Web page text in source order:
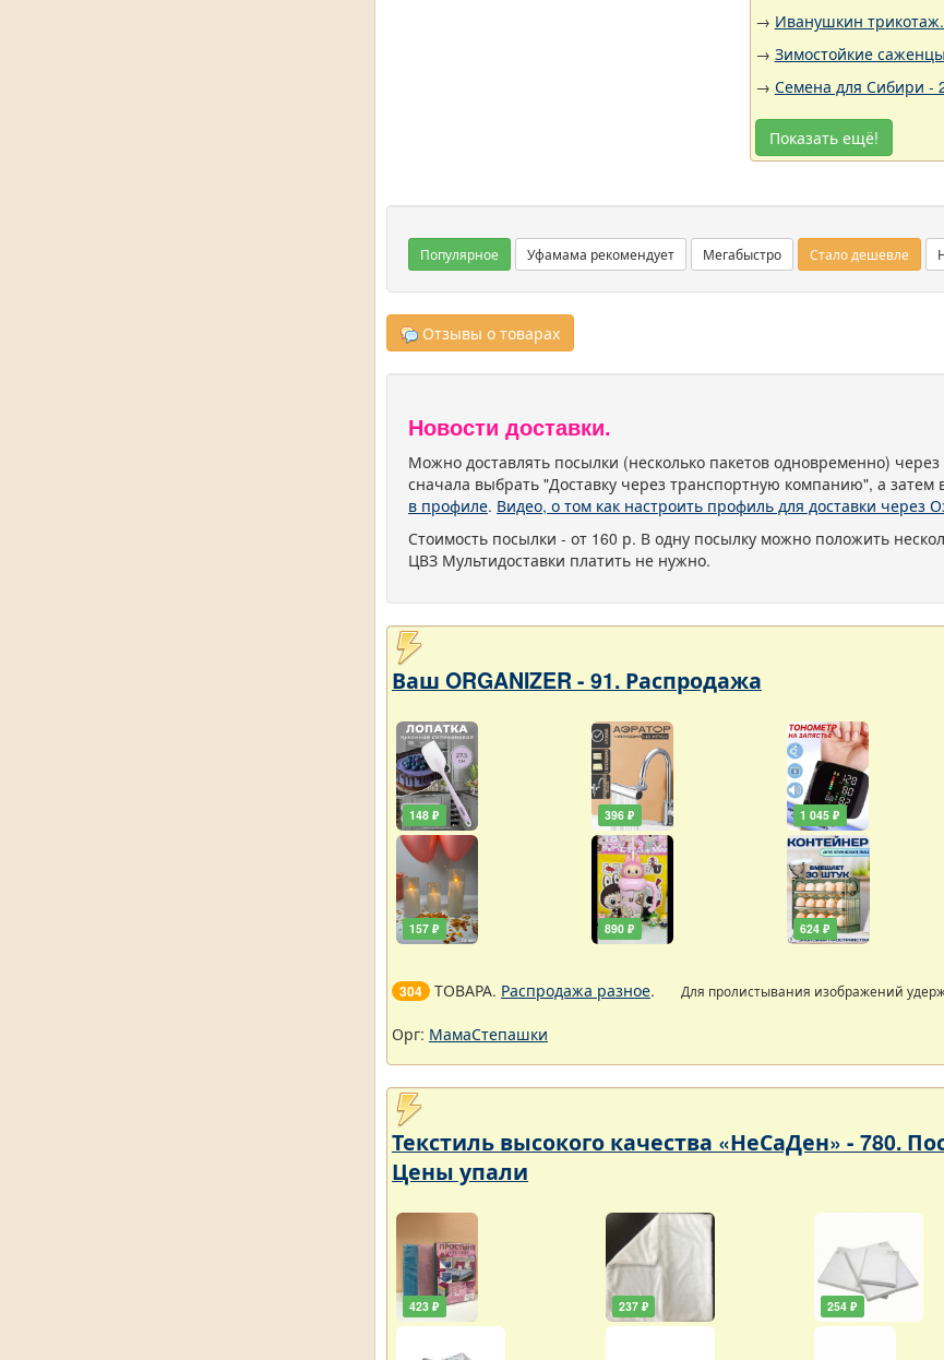
→ Иванушкин
→ Зимостойкие
→ Семена для Сибири -
Показать ещё!
Популярное Уфамама рекомендует Мегабыстро Стало дешевле
Отзывы о товарах
Новости доставки.
Можно доставлять посылки (несколько пакетов одновременно)
сначала выбрать "Доставку через транспортную компанию", а
в профиле. Видео, о том как настроить профиль для доставки через
Стоимость посылки - от 160 р. В одну посылку можно положить
ЦВЗ Мультидоставки платить не нужно.
Ваш ORGANIZER - 91. Распродажа
148 ₽
157 ₽
396 ₽
890 ₽
1 045 ₽
624 ₽
304 ТОВАРА. Распродажа разное. Для пролистывания изображений
Орг: МамаСтепашки
Текстиль высокого качества «НеСаДен» - 780.
Цены упали
423 ₽ 237 ₽ 254 ₽